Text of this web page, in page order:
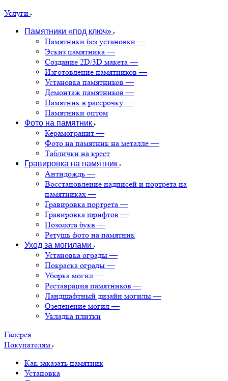
Услуги
Памятники «под ключ»
Памятники без установки —
Эскиз памятника —
Создание 2D/3D макета —
Изготовление памятников —
Установка памятников —
Демонтаж памятников —
Памятник в рассрочку —
Памятники оптом
Фото на памятник
Керамогранит —
Фото на памятник на металле —
Таблички на крест
Гравировка на памятник
Антидождь —
Восстановление надписей и портрета на
памятниках —
Гравировка портрета —
Гравировка шрифтов —
Позолота букв —
Ретушь фото на памятник
Уход за могилами
Установка ограды —
Покраска ограды —
Уборка могил —
Реставрация памятников —
Ландшафтный дизайн могилы —
Озеленение могил —
Укладка плитки
Галерея
Покупателям
Как заказать памятник
Установка